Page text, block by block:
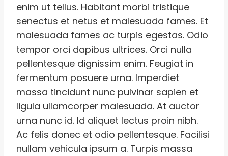
enim ut tellus. Habitant morbi tristique
senectus et netus et malesuada fames. Et
malesuada fames ac turpis egestas. Odio
tempor orci dapibus ultrices. Orci nulla
pellentesque dignissim enim. Feugiat in
fermentum posuere urna. Imperdiet
massa tincidunt nunc pulvinar sapien et
ligula ullamcorper malesuada. At auctor
urna nunc id. Id aliquet lectus proin nibh.
Ac felis donec et odio pellentesque. Facilisi
nullam vehicula ipsum a. Turpis massa